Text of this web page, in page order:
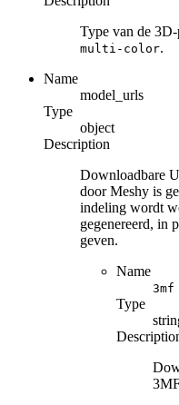
Type van de
multi-color.
Name
model_urls
Type
object
Description
Downloadbare
door Meshy is
indeling wordt
gegenereerd, in
geven.
Name
3mf
Type